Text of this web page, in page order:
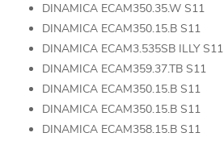
DINAMICA ECAM350.35.W S11
DINAMICA ECAM350.15.B S11
DINAMICA ECAM3.535SB ILLY S11
DINAMICA ECAM359.37.TB S11
DINAMICA ECAM350.15.B S11
DINAMICA ECAM350.15.B S11
DINAMICA ECAM358.15.B S11